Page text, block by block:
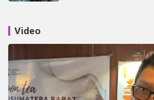
Video